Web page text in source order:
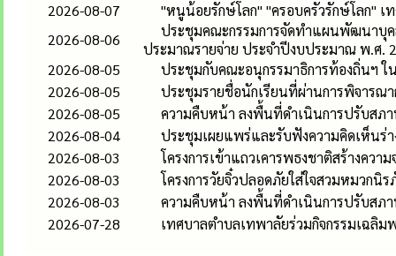
2026-08-07
"หนูน้อยรักษ์โลก" "ครอบครัวรักษ์โลก" เ
2026-08-06
ประชุมคณะกรรมการจัดทำแผนพัฒนาบุค
ประมาณรายจ่าย ประจำปีงบประมาณ พ.ศ.
2026-08-05
ประชุมกับคณะอนุกรรมาธิการท้องถิ่นฯ
2026-08-05
ประชุมรายชื่อนักเรียนที่ผ่านการพิจารณ
2026-08-05
ความคืบหน้า ลงพื้นที่ดำเนินการปรับสภ
2026-08-04
ประชุมเผยแพร่และรับฟังความคิดเห็นร่
2026-08-03
โครงการเข้าแถวเคารพธงชาติสร้างค
2026-08-03
โครงการวัยจิ๋วปลอดภัยใส่ใจสวมหมวกนิร
2026-08-03
ความคืบหน้า ลงพื้นที่ดำเนินการปรับสภ
2026-07-28
เทศบาลตำบลเทพาลัยร่วมกิจกรรมเฉลิ